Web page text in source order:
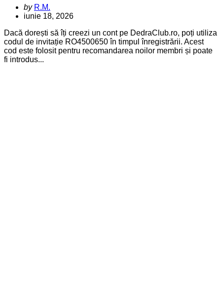
Posted
by
by R.M.
iunie 18, 2026
Dacă dorești să îți creezi un cont pe DedraClub.ro, poți utiliza
codul de invitație RO4500650 în timpul înregistrării. Acest
cod este folosit pentru recomandarea noilor membri și poate
fi introdus...